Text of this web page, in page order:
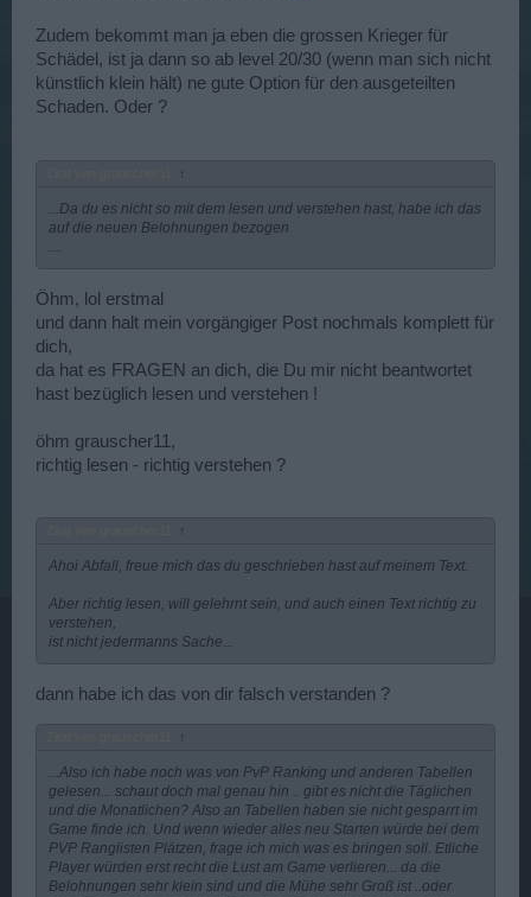
Zudem bekommt man ja eben die grossen Krieger für
Schädel, ist ja dann so ab level 20/30 (wenn man sich nicht
künstlich klein hält) ne gute Option für den ausgeteilten
Schaden. Oder ?
↑
...Da du es nicht so mit dem lesen und verstehen hast, habe ich das
auf die neuen Belohnungen bezogen
....
Öhm, lol erstmal
und dann halt mein vorgängiger Post nochmals komplett für
dich,
da hat es FRAGEN an dich, die Du mir nicht beantwortet
hast bezüglich lesen und verstehen !
öhm grauscher11,
richtig lesen - richtig verstehen ?
↑
Ahoi Abfall, freue mich das du geschrieben hast auf meinem Text.
Aber richtig lesen, will gelehrnt sein, und auch einen Text richtig zu
verstehen,
ist nicht jedermanns Sache...
dann habe ich das von dir falsch verstanden ?
↑
...Also ich habe noch was von PvP Ranking und anderen Tabellen
gelesen... schaut doch mal genau hin .. gibt es nicht die Täglichen
und die Monatlichen? Also an Tabellen haben sie nicht gesparrt im
Game finde ich. Und wenn wieder alles neu Starten würde bei dem
PVP Ranglisten Plätzen, frage ich mich was es bringen soll. Etliche
Player würden erst recht die Lust am Game verlieren... da die
Belohnungen sehr klein sind und die Mühe sehr Groß ist ..oder